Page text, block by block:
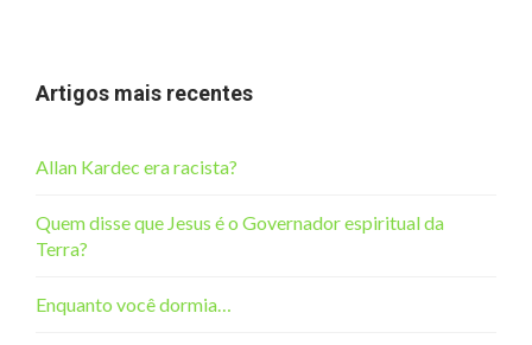
Artigos mais recentes
Allan Kardec era racista?
Quem disse que Jesus é o Governador espiritual da
Terra?
Enquanto você dormia…